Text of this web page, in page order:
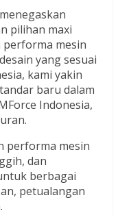
pilihan maxi
performa mesin
yang sesuai
kami yakin
baru dalam
Indonesia,
performa mesin
dan
berbagai
petualangan